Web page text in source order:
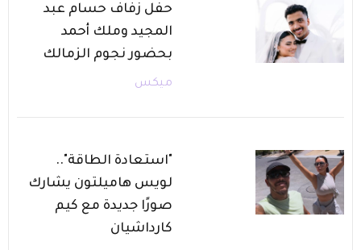
حفل زفاف حسام عبد
المجيد وملك أحمد
بحضور نجوم الزمالك
ميكس
"استعادة الطاقة"..
لويس هاميلتون يشارك
صورًا جديدة مع كيم
كارداشيان